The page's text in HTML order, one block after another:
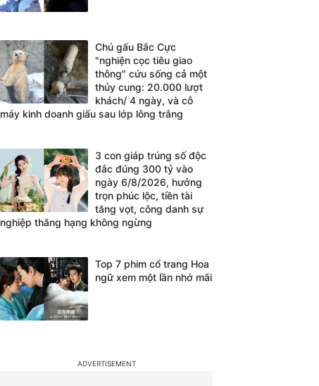
Chú gấu Bắc Cực
"nghiện cọc tiêu giao
thông" cứu sống cả một
thủy cung: 20.000 lượt
khách/ 4 ngày, và cỗ
máy kinh doanh giấu sau lớp lông trắng
3 con giáp trúng số độc
đắc đúng 300 tỷ vào
ngày 6/8/2026, hưởng
trọn phúc lộc, tiền tài
tăng vọt, công danh sự
nghiệp thăng hạng không ngừng
Top 7 phim cổ trang Hoa
ngữ xem một lần nhớ mãi